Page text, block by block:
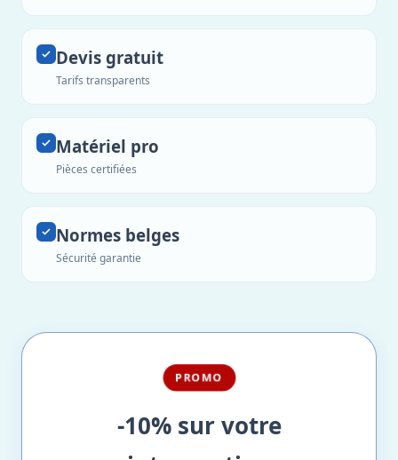
Devis gratuit
Tarifs transparents
Matériel pro
Pièces certifiées
Normes belges
Sécurité garantie
PROMO
-10% sur votre